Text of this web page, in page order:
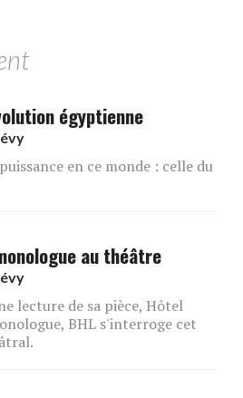
égyptienne
en ce monde : celle du
au théâtre
lecture de sa pièce, Hôtel
BHL s'interroge cet